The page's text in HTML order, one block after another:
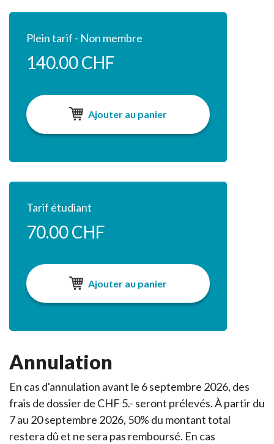
Plein tarif - Non membre
140.00 CHF
Ajouter au panier
Tarif étudiant
70.00 CHF
Ajouter au panier
Annulation
En cas d'annulation avant le 6 septembre 2026, des
frais de dossier de CHF 5.- seront prélevés. À partir du
7 au 20 septembre 2026, 50% du montant total
restera dû et ne sera pas remboursé. En cas